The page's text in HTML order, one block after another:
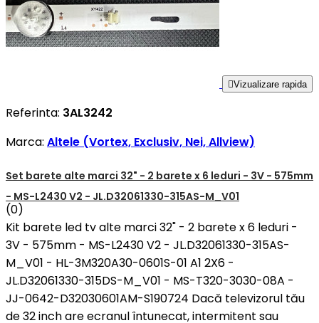
Vizualizare rapida
Referinta: 3AL3242
Marca: Altele (Vortex, Exclusiv, Nei, Allview)
Set barete alte marci 32" - 2 barete x 6 leduri - 3V - 575mm
- MS-L2430 V2 - JL.D32061330-315AS-M_V01
(0)
Kit barete led tv alte marci 32" - 2 barete x 6 leduri -
3V - 575mm - MS-L2430 V2 - JL.D32061330-315AS-
M_V01 - HL-3M320A30-0601S-01 A1 2X6 -
JL.D32061330-315DS-M_V01 - MS-T320-3030-08A -
JJ-0642-D32030601AM-S190724 Dacă televizorul tău
de 32 inch are ecranul întunecat, intermitent sau